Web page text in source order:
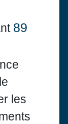
89
les